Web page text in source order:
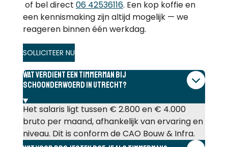
of bel direct 06 42536116. Een kop koffie en
een kennismaking zijn altijd mogelijk — we
reageren binnen één werkdag.
SOLLICITEER NU
Wat verdient een timmerman bij
Schoonderwoerd in Utrecht?
Het salaris ligt tussen € 2.800 en € 4.000
bruto per maand, afhankelijk van ervaring en
niveau. Dit is conform de CAO Bouw & Infra.